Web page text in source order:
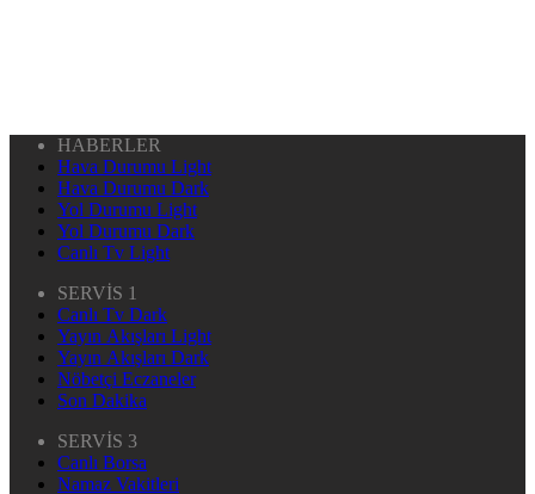
HABERLER
Hava Durumu Light
Hava Durumu Dark
Yol Durumu Light
Yol Durumu Dark
Canlı Tv Light
SERVİS 1
Canlı Tv Dark
Yayın Akışları Light
Yayın Akışları Dark
Nöbetçi Eczaneler
Son Dakika
SERVİS 3
Canlı Borsa
Namaz Vakitleri